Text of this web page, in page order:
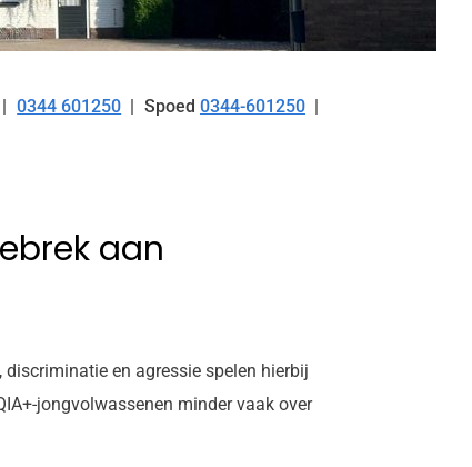
Tel:
0344 601250 Spoed 0344-601250
aan
en agressie spelen hierbij
jongvolwassenen minder vaak over